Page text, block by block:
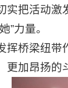
实把活动
”力量。
挥桥梁纽
更加昂扬的